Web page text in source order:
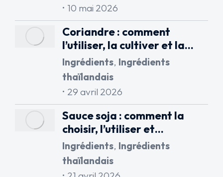
10 mai 2026
Coriandre : comment
l’utiliser, la cultiver et la…
Ingrédients, Ingrédients
thaïlandais
29 avril 2026
Sauce soja : comment la
choisir, l’utiliser et…
Ingrédients, Ingrédients
thaïlandais